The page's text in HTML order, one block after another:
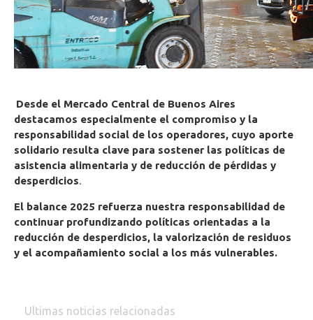
Desde el Mercado Central de Buenos Aires
destacamos especialmente el compromiso y la
responsabilidad social de los operadores, cuyo aporte
solidario resulta clave para sostener las políticas de
asistencia alimentaria y de reducción de pérdidas y
desperdicios.
El balance 2025 refuerza nuestra responsabilidad de
continuar profundizando políticas orientadas a la
reducción de desperdicios, la valorización de residuos
y el acompañamiento social a los más vulnerables.
Ultimas noticias relacionadas